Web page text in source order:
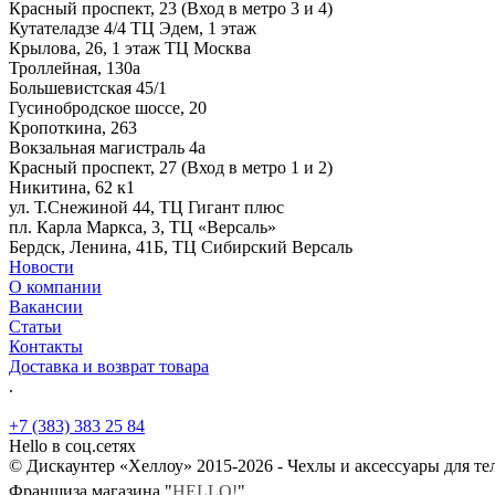
Красный проспект, 23 (Вход в метро 3 и 4)
Кутателадзе 4/4 ТЦ Эдем, 1 этаж
Крылова, 26, 1 этаж ТЦ Москва
Троллейная, 130а
Большевистская 45/1
Гусинобродское шоссе, 20
Кропоткина, 263
Вокзальная магистраль 4а
Красный проспект, 27 (Вход в метро 1 и 2)
Никитина, 62 к1
ул. Т.Снежиной 44, ТЦ Гигант плюс
пл. Карла Маркса, 3, ТЦ «Версаль»
Бердск, Ленина, 41Б, ТЦ Сибирский Версаль
Новости
О компании
Вакансии
Статьи
Контакты
Доставка и возврат товара
.
+7 (383) 383 25 84
Hello в соц.сетях
© Дискаунтер «Хеллоу» 2015-2026 - Чехлы и аксессуары для
Франшиза магазина "HELLO!"